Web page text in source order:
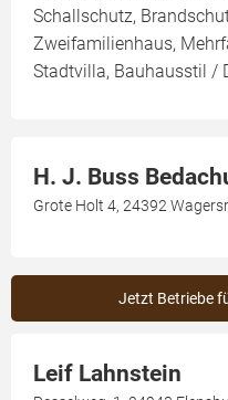
Schallschutz,
Zweifamilienhaus,
Stadtvilla, Bauhausstil /
H. J. Buss
Grote Holt 4, 24392
Jetzt Betriebe
Leif Lahnstein